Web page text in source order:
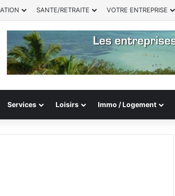
SANTE/RETRAITE VOTRE ENTREPRISE
Services Loisirs Immo / Logement